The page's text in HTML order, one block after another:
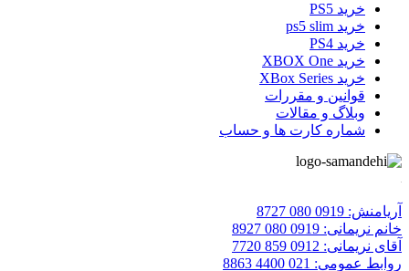
خرید PS5
خرید ps5 slim
خرید PS4
خرید XBOX One
خرید XBox Series
قوانین و مقررات
وبلاگ و مقالات
شماره کارت ها و حساب
آریامنش: 0919 080 8727
خانم نریمانی: 0919 080 8927
آقای نریمانی: 0912 859 7720
روابط عمومی: 021 4400 8863